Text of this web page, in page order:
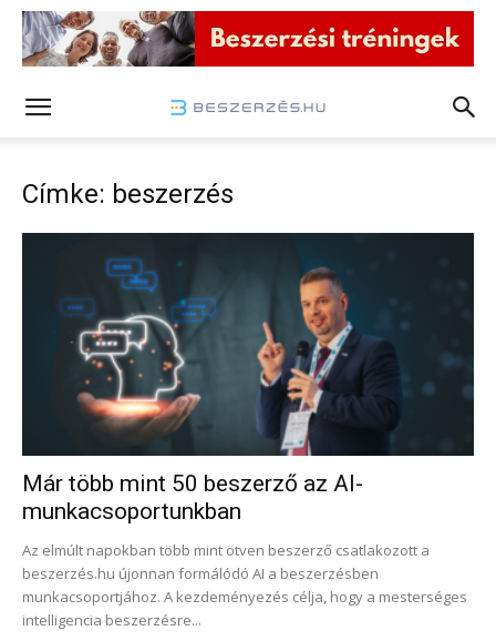
Címke: beszerzés
Már több mint 50 beszerző az AI-
munkacsoportunkban
Az elmúlt napokban több mint ötven beszerző csatlakozott a
beszerzés.hu újonnan formálódó AI a beszerzésben
munkacsoportjához. A kezdeményezés célja, hogy a mesterséges
intelligencia beszerzésre...